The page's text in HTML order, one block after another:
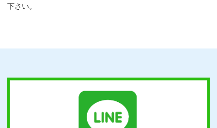
下さい。